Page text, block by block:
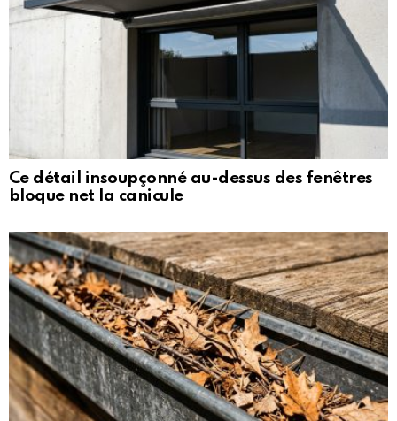
Ce détail insoupçonné au-dessus des fenêtres
bloque net la canicule